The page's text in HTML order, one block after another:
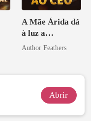
A Mãe Árida dá
à luz a
Sextuplos ao
Author Feathers
Abrir